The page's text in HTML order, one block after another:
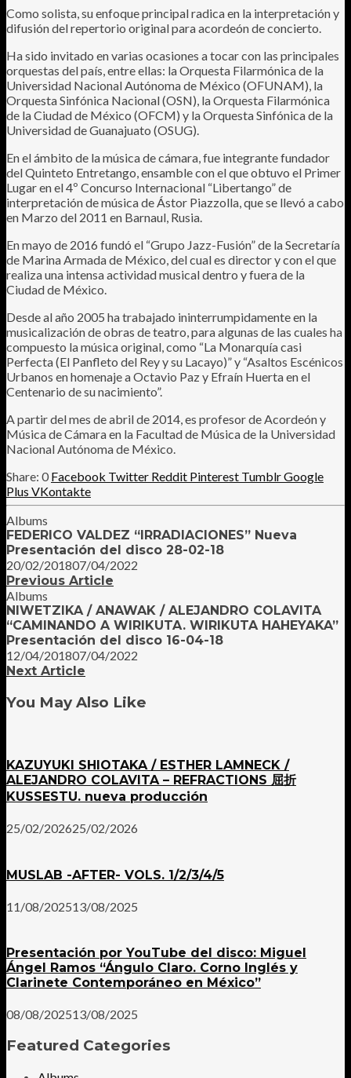
Como solista, su enfoque principal radica en la interpretación y
difusión del repertorio original para acordeón de concierto.
Ha sido invitado en varias ocasiones a tocar con las principales
orquestas del país, entre ellas: la Orquesta Filarmónica de la
Universidad Nacional Autónoma de México (OFUNAM), la
Orquesta Sinfónica Nacional (OSN), la Orquesta Filarmónica
de la Ciudad de México (OFCM) y la Orquesta Sinfónica de la
Universidad de Guanajuato (OSUG).
En el ámbito de la música de cámara, fue integrante fundador
del Quinteto Entretango, ensamble con el que obtuvo el Primer
Lugar en el 4º Concurso Internacional “Libertango” de
interpretación de música de Ástor Piazzolla, que se llevó a cabo
en Marzo del 2011 en Barnaul, Rusia.
En mayo de 2016 fundó el “Grupo Jazz-Fusión” de la Secretaría
de Marina Armada de México, del cual es director y con el que
realiza una intensa actividad musical dentro y fuera de la
Ciudad de México.
Desde al año 2005 ha trabajado ininterrumpidamente en la
musicalización de obras de teatro, para algunas de las cuales ha
compuesto la música original, como “La Monarquía casi
Perfecta (El Panfleto del Rey y su Lacayo)” y “Asaltos Escénicos
Urbanos en homenaje a Octavio Paz y Efraín Huerta en el
Centenario de su nacimiento”.
A partir del mes de abril de 2014, es profesor de Acordeón y
Música de Cámara en la Facultad de Música de la Universidad
Nacional Autónoma de México.
0 Facebook Twitter Reddit Pinterest TumblrGoogle
Plus VKontakte
Albums
FEDERICO VALDEZ “IRRADIACIONES” Nueva
Presentación del disco 28-02-18
20/02/201807/04/2022
Previous Article
Albums
NIWETZIKA / ANAWAK / ALEJANDRO COLAVITA
“CAMINANDO A WIRIKUTA. WIRIKUTA HAHEYAKA”
Presentación del disco 16-04-18
12/04/201807/04/2022
Next Article
You May Also Like
KAZUYUKI SHIOTAKA / ESTHER LAMNECK /
ALEJANDRO COLAVITA – REFRACTIONS 屈折
KUSSESTU. nueva producción
25/02/202625/02/2026
MUSLAB -AFTER- VOLS. 1/2/3/4/5
11/08/202513/08/2025
Presentación por YouTube del disco: Miguel
Ángel Ramos “Ángulo Claro. Corno Inglés y
Clarinete Contemporáneo en México”
08/08/202513/08/2025
Featured Categories